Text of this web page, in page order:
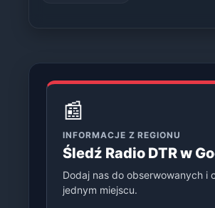
📰
INFORMACJE Z REGIONU
Śledź Radio DTR w
Dodaj nas do obserwowanych i
jednym miejscu.